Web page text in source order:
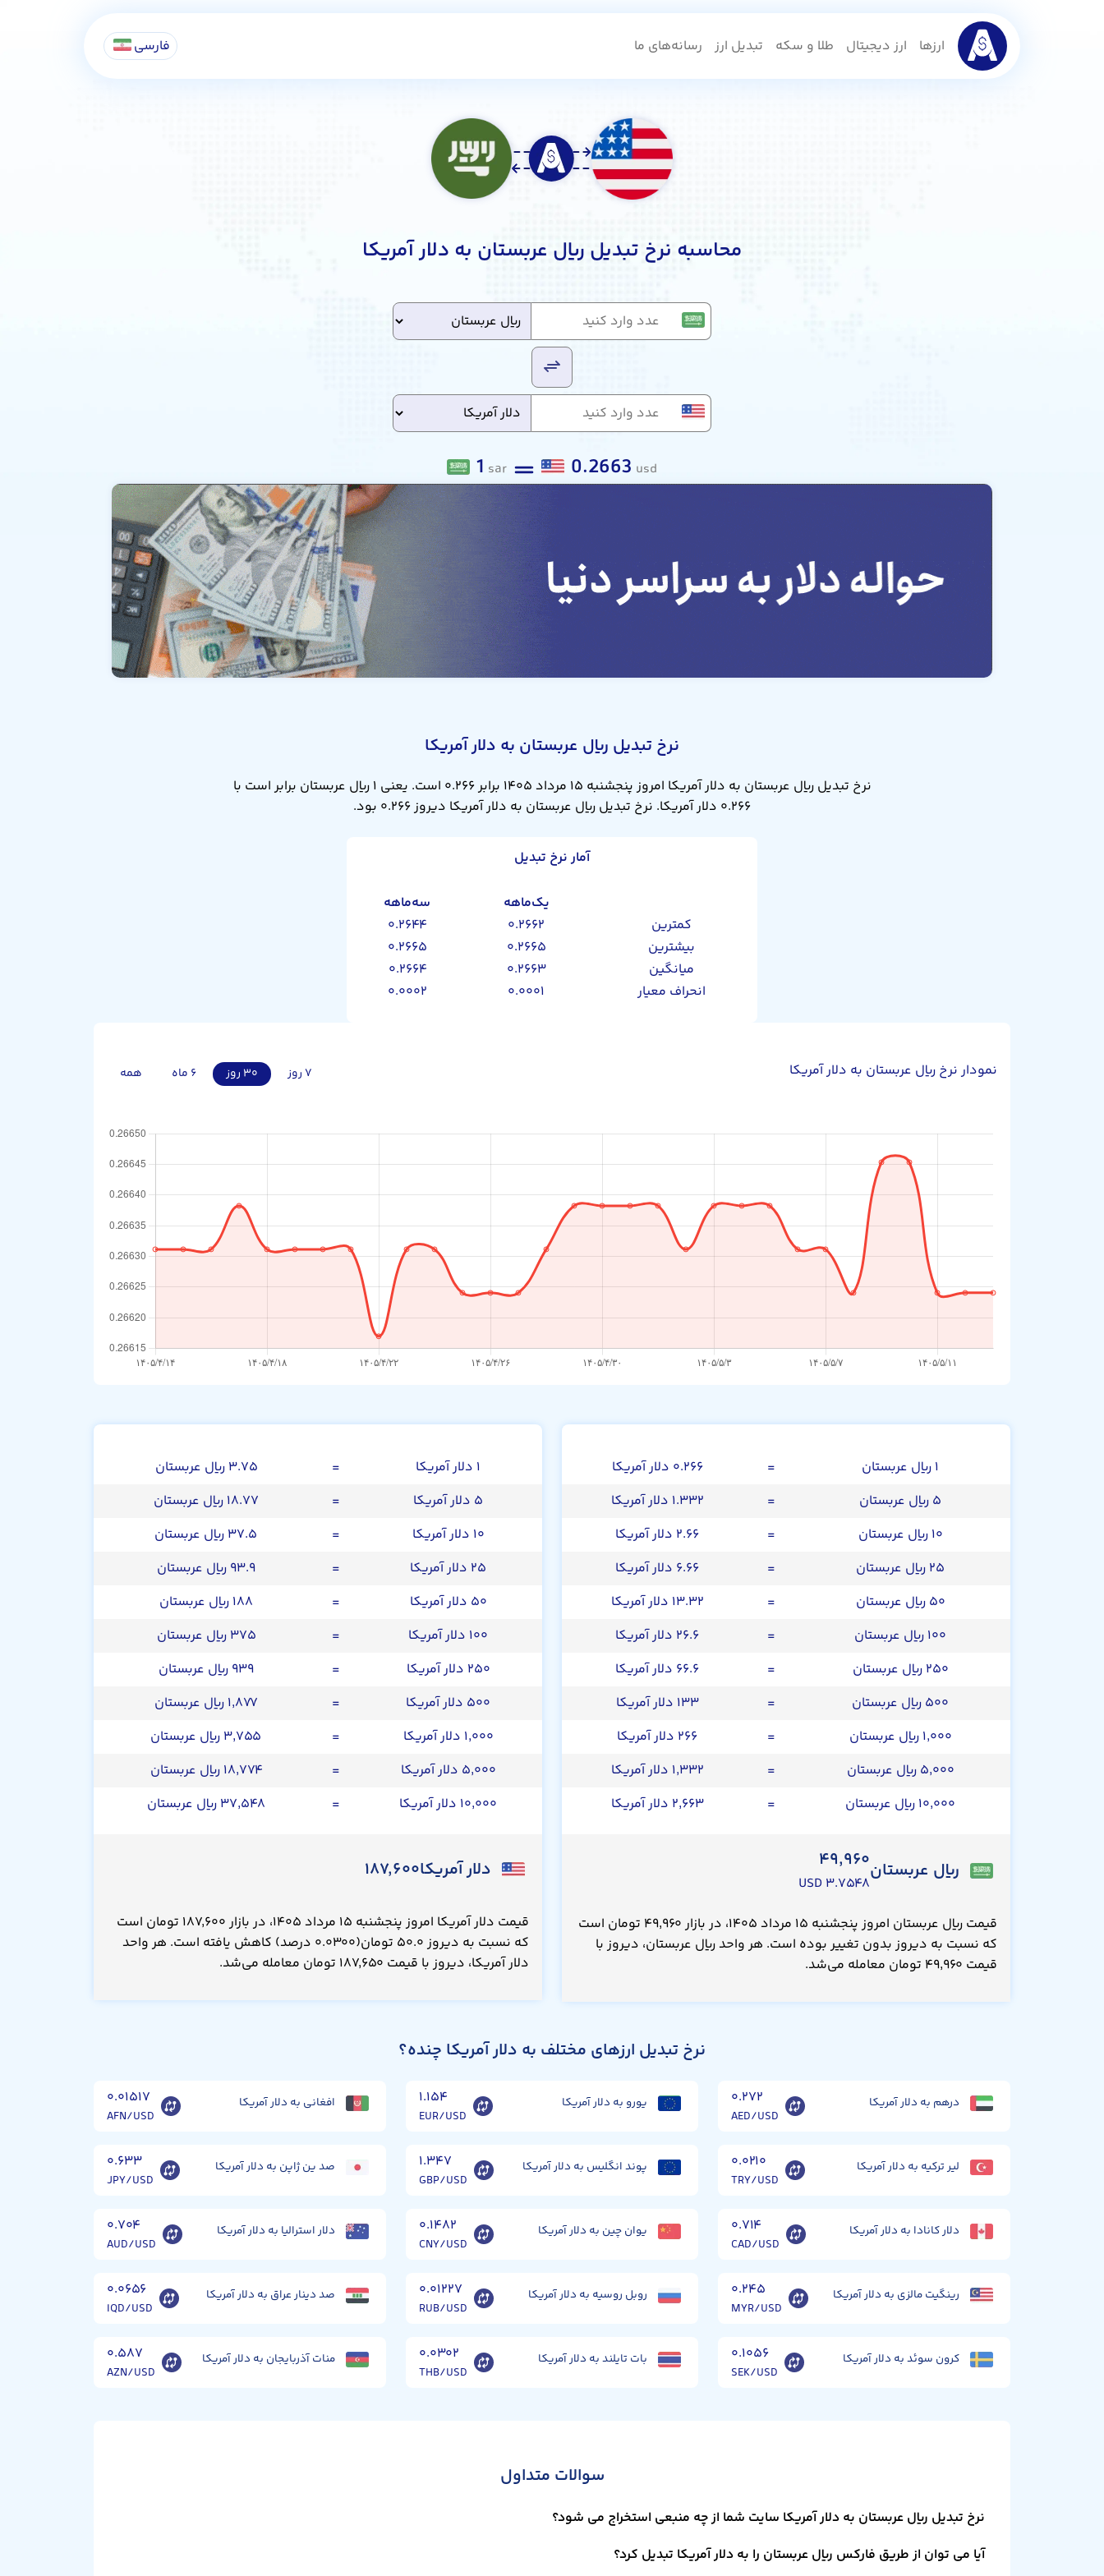
ارزها ارز دیجیتال طلا و سکه تبدیل ارز رسانه‌های ما فارسی
محاسبه نرخ تبدیل ریال عربستان به دلار آمریکا
1 sar 0.2663 usd
نرخ تبدیل ریال عربستان به دلار آمریکا
نرخ تبدیل ریال عربستان به دلار آمریکا امروز پنجشنبه ۱۵ مرداد ۱۴۰۵ برابر ۰.۲۶۶ است. یعنی ۱ ریال عربستان برابر است با
۰.۲۶۶ دلار آمریکا. نرخ تبدیل ریال عربستان به دلار آمریکا دیروز ۰.۲۶۶ بود.
آمار نرخ تبدیل
یک‌ماهه
سه‌ماهه
کمترین
۰.۲۶۶۲
۰.۲۶۴۴
بیشترین
۰.۲۶۶۵
۰.۲۶۶۵
میانگین
۰.۲۶۶۳
۰.۲۶۶۴
انحراف معیار
۰.۰۰۰۱ ۰.۰۰۰۲
نمودار نرخ ریال عربستان به دلار آمریکا ۷ روز ۳۰ روز ۶ ماه همه
۱ ریال عربستان =
۰.۲۶۶ دلار آمریکا
۵ ریال عربستان
=
۱.۳۳۲ دلار آمریکا
۱۰ ریال عربستان
=
۲.۶۶ دلار آمریکا
۲۵ ریال عربستان
=
۶.۶۶ دلار آمریکا
۵۰ ریال عربستان
=
۱۳.۳۲ دلار آمریکا
۱۰۰ ریال عربستان
=
۲۶.۶ دلار آمریکا
۲۵۰ ریال عربستان
=
۶۶.۶ دلار آمریکا
۵۰۰ ریال عربستان
=
۱۳۳ دلار آمریکا
۱,۰۰۰ ریال عربستان
=
۲۶۶ دلار آمریکا
۵,۰۰۰ ریال عربستان
=
۱,۳۳۲ دلار آمریکا
۱۰,۰۰۰ ریال عربستان
= ۲,۶۶۳ دلار آمریکا
ریال عربستان۴۹,۹۶۰
۳.۷۵۴۸ USD
قیمت ریال عربستان امروز پنجشنبه ۱۵ مرداد ۱۴۰۵، در بازار ۴۹,۹۶۰ تومان است
که نسبت به دیروز بدون تغییر بوده است. هر واحد ریال عربستان، دیروز با
قیمت ۴۹,۹۶۰ تومان معامله می‌شد.
۱ دلار آمریکا =
۳.۷۵ ریال عربستان
۵ دلار آمریکا
=
۱۸.۷۷ ریال عربستان
۱۰ دلار آمریکا
=
۳۷.۵ ریال عربستان
۲۵ دلار آمریکا
=
۹۳.۹ ریال عربستان
۵۰ دلار آمریکا
=
۱۸۸ ریال عربستان
۱۰۰ دلار آمریکا
=
۳۷۵ ریال عربستان
۲۵۰ دلار آمریکا
=
۹۳۹ ریال عربستان
۵۰۰ دلار آمریکا
=
۱,۸۷۷ ریال عربستان
۱,۰۰۰ دلار آمریکا
=
۳,۷۵۵ ریال عربستان
۵,۰۰۰ دلار آمریکا
=
۱۸,۷۷۴ ریال عربستان
۱۰,۰۰۰ دلار آمریکا
= ۳۷,۵۴۸ ریال عربستان
دلار آمریکا۱۸۷,۶۰۰
قیمت دلار آمریکا امروز پنجشنبه ۱۵ مرداد ۱۴۰۵، در بازار ۱۸۷,۶۰۰ تومان است
که نسبت به دیروز ۵۰.۰ تومان(۰.۰۳۰۰ درصد) کاهش یافته است. هر واحد
دلار آمریکا، دیروز با قیمت ۱۸۷,۶۵۰ تومان معامله می‌شد.
نرخ تبدیل ارزهای مختلف به دلار آمریکا چنده؟
درهم به دلار آمریکا ۰.۲۷۲
AED/USD
یورو به دلار آمریکا ۱.۱۵۴
EUR/USD
افغانی به دلار آمریکا ۰.۰۱۵۱۷
AFN/USD
لیر ترکیه به دلار آمریکا ۰.۰۲۱۰
TRY/USD
پوند انگلیس به دلار آمریکا ۱.۳۴۷
GBP/USD
صد ین ژاپن به دلار آمریکا ۰.۶۳۳
JPY/USD
دلار کانادا به دلار آمریکا ۰.۷۱۴
CAD/USD
یوان چین به دلار آمریکا ۰.۱۴۸۲
CNY/USD
دلار استرالیا به دلار آمریکا ۰.۷۰۴
AUD/USD
رینگیت مالزی به دلار آمریکا ۰.۲۴۵
MYR/USD
روبل روسیه به دلار آمریکا ۰.۰۱۲۲۷
RUB/USD
صد دینار عراق به دلار آمریکا ۰.۰۶۵۶
IQD/USD
کرون سوئد به دلار آمریکا ۰.۱۰۵۶
SEK/USD
بات تایلند به دلار آمریکا ۰.۰۳۰۲
THB/USD
منات آذربایجان به دلار آمریکا ۰.۵۸۷
AZN/USD
سوالات متداول
نرخ تبدیل ریال عربستان به دلار آمریکا سایت شما از چه منبعی استخراج می شود؟
آیا می توان از طریق فارکس ریال عربستان را به دلار آمریکا تبدیل کرد؟